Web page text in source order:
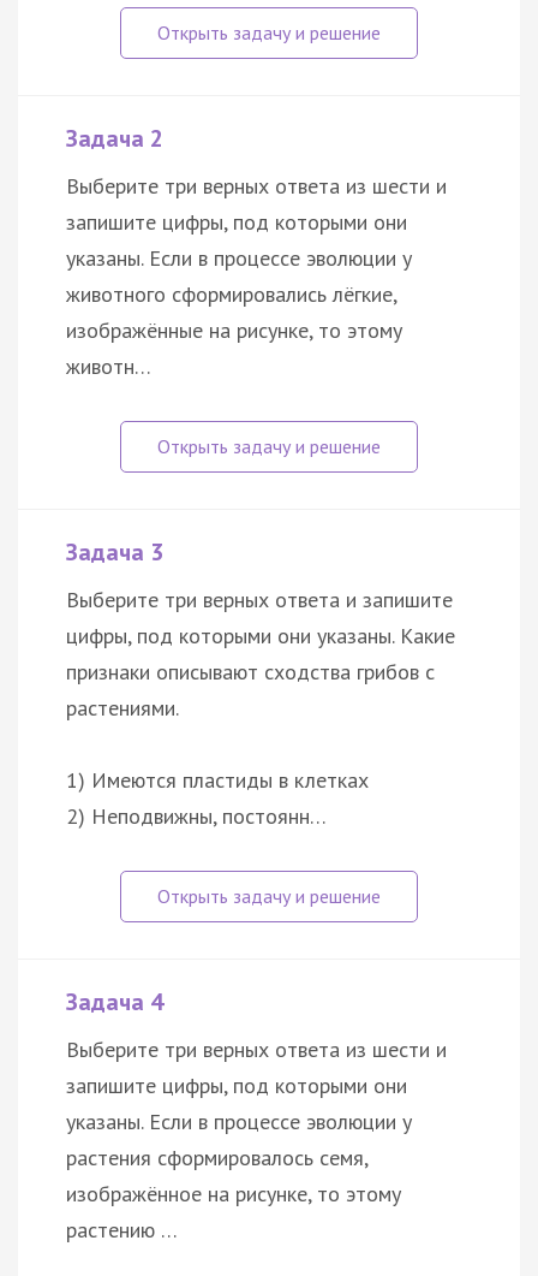
Задача 2
Выберите три верных ответа из шести и
запишите цифры, под которыми они
указаны. Если в процессе эволюции у
животного сформировались лёгкие,
изображённые на рисунке, то этому
животн…
Задача 3
Выберите три верных ответа и запишите
цифры, под которыми они указаны. Какие
признаки описывают сходства грибов с
растениями.
1) Имеются пластиды в клетках
2) Неподвижны, постоянн…
Задача 4
Выберите три верных ответа из шести и
запишите цифры, под которыми они
указаны. Если в процессе эволюции у
растения сформировалось семя,
изображённое на рисунке, то этому
растению …